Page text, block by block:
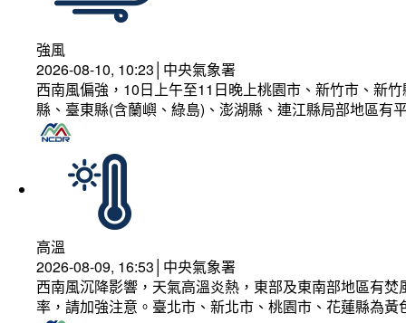
強風
2026-08-10, 10:23│中央氣象署
西南風偏強，10日上午至11日晚上桃園市、新竹市、新
縣、臺東縣(含蘭嶼、綠島)、澎湖縣、連江縣局部地區
高溫
2026-08-09, 16:53│中央氣象署
西南風沉降影響，天氣高溫炎熱，東部及東南部地區有
率，請加強注意。臺北市、新北市、桃園市、花蓮縣為